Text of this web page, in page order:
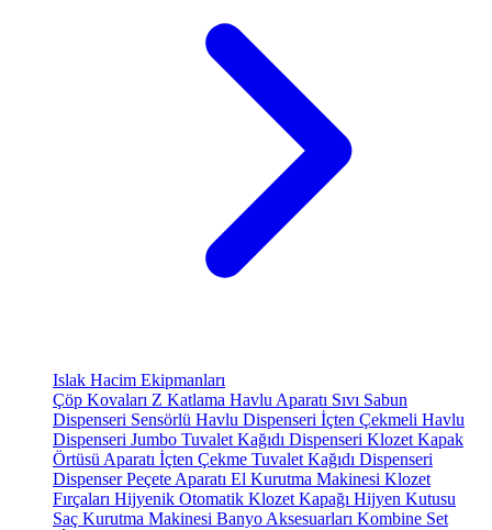
Islak Hacim Ekipmanları
Çöp Kovaları Z Katlama Havlu Aparatı Sıvı Sabun
Dispenseri Sensörlü Havlu Dispenseri İçten Çekmeli Havlu
Dispenseri Jumbo Tuvalet Kağıdı Dispenseri Klozet Kapak
Örtüsü Aparatı İçten Çekme Tuvalet Kağıdı Dispenseri
Dispenser Peçete Aparatı El Kurutma Makinesi Klozet
Fırçaları Hijyenik Otomatik Klozet Kapağı Hijyen Kutusu
Saç Kurutma Makinesi Banyo Aksesuarları Kombine Set